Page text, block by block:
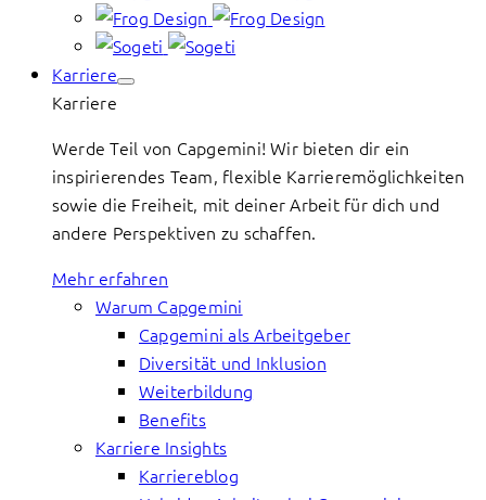
Karriere
Karriere
Werde Teil von Capgemini! Wir bieten dir ein
inspirierendes Team, flexible Karrieremöglichkeiten
sowie die Freiheit, mit deiner Arbeit für dich und
andere Perspektiven zu schaffen.
Mehr erfahren
Warum Capgemini
Capgemini als Arbeitgeber
Diversität und Inklusion
Weiterbildung
Benefits
Karriere Insights
Karriereblog